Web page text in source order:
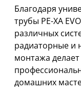
Благодаря
трубы PE-XA
различных
радиаторные и
монтажа
домашних